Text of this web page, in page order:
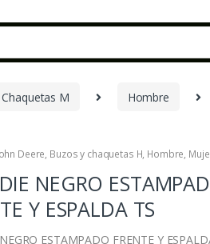
M Hombre
Deere, Buzos y chaquetas H, Hombre,
NEGRO
Y ESPALDA TS
ESTAMPADO FRENTE Y